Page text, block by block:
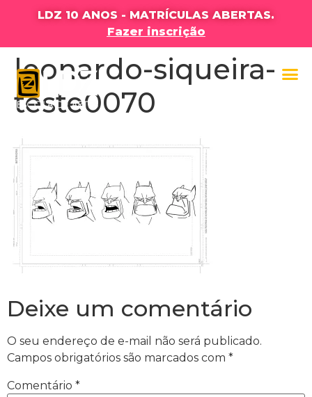
LDZ 10 ANOS - MATRÍCULAS ABERTAS.
Fazer inscrição
leonardo-siqueira-
teste0070
Deixe um comentário
O seu endereço de e-mail não será publicado.
Campos obrigatórios são marcados com *
Comentário *